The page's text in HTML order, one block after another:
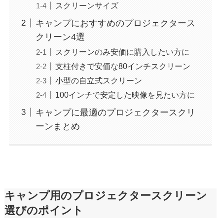
スクリーンサイズ
キャンプにおすすめのプロジェクタース
クリーン4選
スクリーンのみ安価に購入したい方に
支柱付きで安価な80インチスクリーン
小型の自立式スクリーン
100インチで安定した映像を見たい方に
キャンプに最適のプロジェクタースクリ
ーンまとめ
キャンプ用のプロジェクタースクリーン
選びのポイント